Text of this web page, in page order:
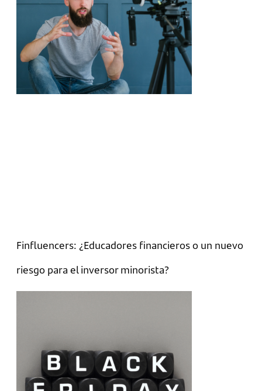
Finfluencers: ¿Educadores financieros o un nuevo
riesgo para el inversor minorista?